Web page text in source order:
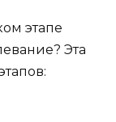
этапе
Эта